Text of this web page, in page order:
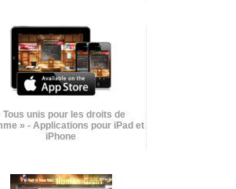
Tous unis pour les droits de
» - Applications pour iPad et
iPhone